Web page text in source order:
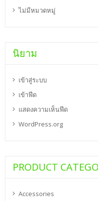
ไม่มีหมวดหมู่
นิยาม
เข้าสู่ระบบ
เข้าฟีด
แสดงความเห็นฟีด
WordPress.org
PRODUCT
Accessories